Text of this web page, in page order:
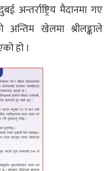
अन्तर्राष्ट्रिय मैदानमा गए
खेलमा श्रीलङ्काले
हो ।